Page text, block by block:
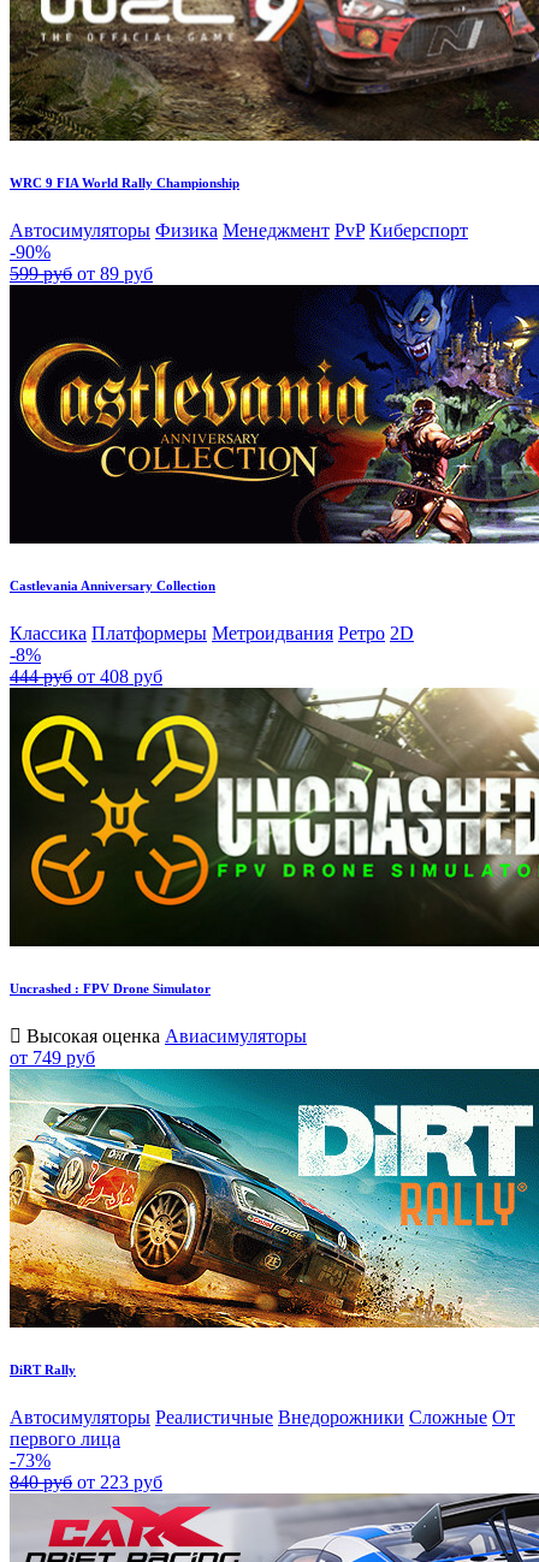
WRC 9 FIA World Rally Championship
Автосимуляторы Физика Менеджмент PvP Киберспорт
-90%
599 руб от 89 руб
Castlevania Anniversary Collection
Классика Платформеры Метроидвания Ретро 2D
-8%
444 руб от 408 руб
Uncrashed : FPV Drone Simulator
Высокая оценка Авиасимуляторы
от 749 руб
DiRT Rally
Автосимуляторы Реалистичные Внедорожники Сложные От
первого лица
-73%
840 руб от 223 руб